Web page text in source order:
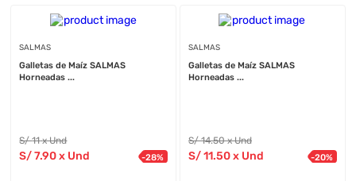
SALMAS
Galletas de Maíz SALMAS
Horneadas ...
S/11 x Und
S/7.90 x Und -28%
SALMAS
Galletas de Maíz SALMAS
Horneadas ...
S/14.50 x Und
S/11.50x Und -20%